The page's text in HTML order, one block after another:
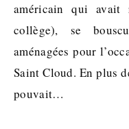
américain qui avait
collège), se
aménagées pour
Saint Cloud. En plus
pouvait…